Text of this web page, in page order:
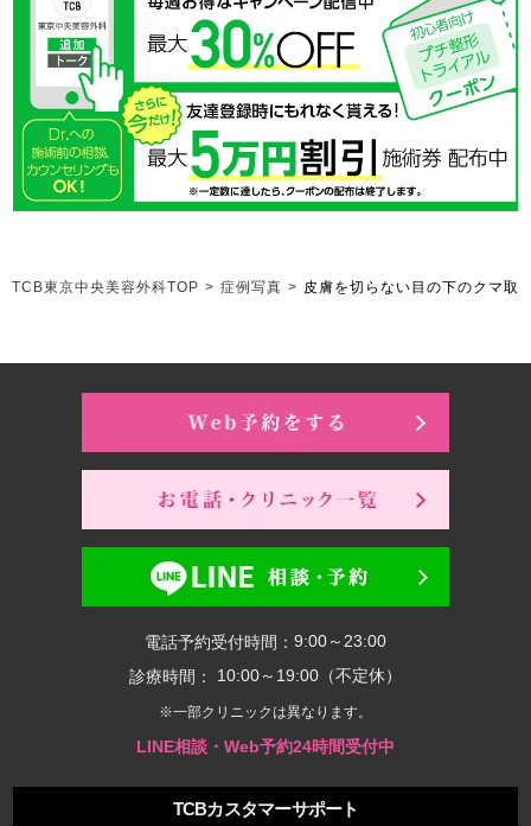
TCB東京中央美容外科TOP > 症例写真 > 皮膚を切らない目の下のクマ取
電話予約受付時間： 9:00～23:00
診療時間：
10:00～19:00（不定休）
※一部クリニックは異なります。
LINE相談・Web予約24時間受付中
TCBカスタマーサポート